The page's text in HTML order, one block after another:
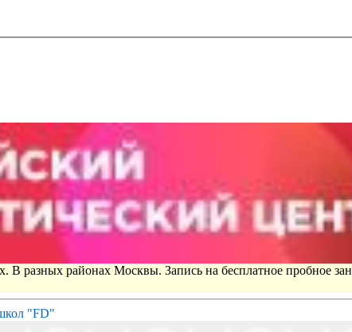
В разных районах Москвы. Запись на бесплатное пробное
"FD"